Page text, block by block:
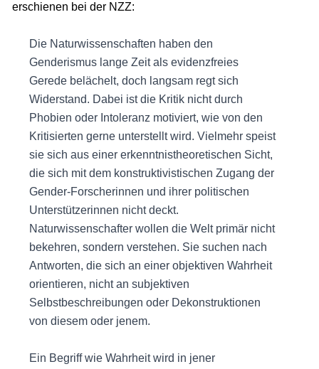
erschienen bei der NZZ:
Die Naturwissenschaften haben den
Genderismus lange Zeit als evidenzfreies
Gerede belächelt, doch langsam regt sich
Widerstand. Dabei ist die Kritik nicht durch
Phobien oder Intoleranz motiviert, wie von den
Kritisierten gerne unterstellt wird. Vielmehr speist
sie sich aus einer erkenntnistheoretischen Sicht,
die sich mit dem konstruktivistischen Zugang der
Gender-Forscherinnen und ihrer politischen
Unterstützerinnen nicht deckt.
Naturwissenschafter wollen die Welt primär nicht
bekehren, sondern verstehen. Sie suchen nach
Antworten, die sich an einer objektiven Wahrheit
orientieren, nicht an subjektiven
Selbstbeschreibungen oder Dekonstruktionen
von diesem oder jenem.
Ein Begriff wie Wahrheit wird in jener